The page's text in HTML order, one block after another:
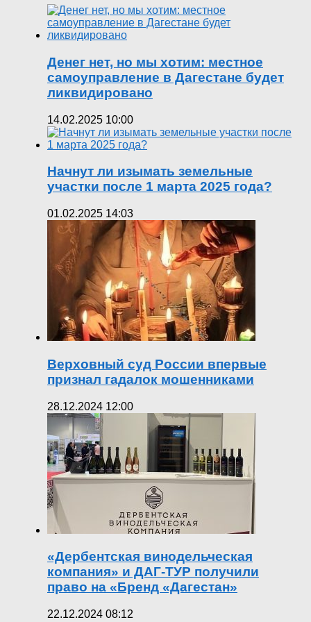
Денег нет, но мы хотим: местное
самоуправление в Дагестане будет
ликвидировано
14.02.2025 10:00
Начнут ли изымать земельные
участки после 1 марта 2025 года?
01.02.2025 14:03
Верховный суд России впервые
признал гадалок мошенниками
28.12.2024 12:00
«Дербентская винодельческая
компания» и ДАГ-ТУР получили
право на «Бренд «Дагестан»
22.12.2024 08:12